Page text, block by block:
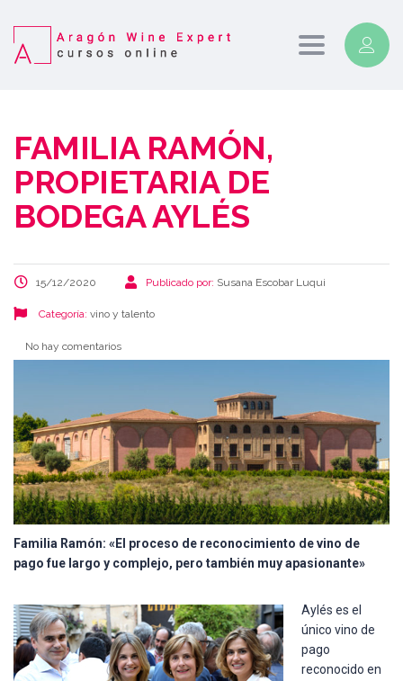
Toggle
FAMILIA RAMÓN,
PROPIETARIA DE
BODEGA AYLÉS
15/12/2020 Publicado por: Susana Escobar Luqui
Categoría: vino y talento
No hay comentarios
Familia Ramón: «El proceso de reconocimiento de vino de
pago fue largo y complejo, pero también muy apasionante»
Aylés es el
único vino de
pago
reconocido en